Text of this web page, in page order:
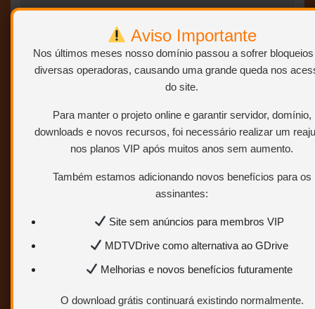
Aviso Importante
Nos últimos meses nosso domínio passou a sofrer
diversas operadoras, causando uma grande queda nos
do site.
Para manter o projeto online e garantir servidor, domínio,
downloads e novos recursos, foi necessário realizar um
nos planos VIP após muitos anos sem aumento.
Também estamos adicionando novos benefícios para os
assinantes:
Site sem anúncios para membros VIP
MDTVDrive como alternativa ao GDrive
Melhorias e novos benefícios futuramente
O download grátis continuará existindo normalmente.
BAIXAR
Clique no botão “BAIXAR” para ver os
Screenshots